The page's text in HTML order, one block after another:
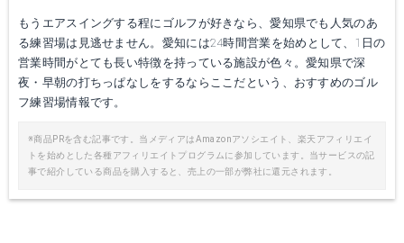
もうエアスイングする程にゴルフが好きなら、愛知県でも人気のあ
る練習場は見逃せません。愛知には24時間営業を始めとして、1日の
営業時間がとても長い特徴を持っている施設が色々。愛知県で深
夜・早朝の打ちっぱなしをするならここだという、おすすめのゴル
フ練習場情報です。
※商品PRを含む記事です。当メディアはAmazonアソシエイト、楽天アフィリエイ
トを始めとした各種アフィリエイトプログラムに参加しています。当サービスの記
事で紹介している商品を購入すると、売上の一部が弊社に還元されます。